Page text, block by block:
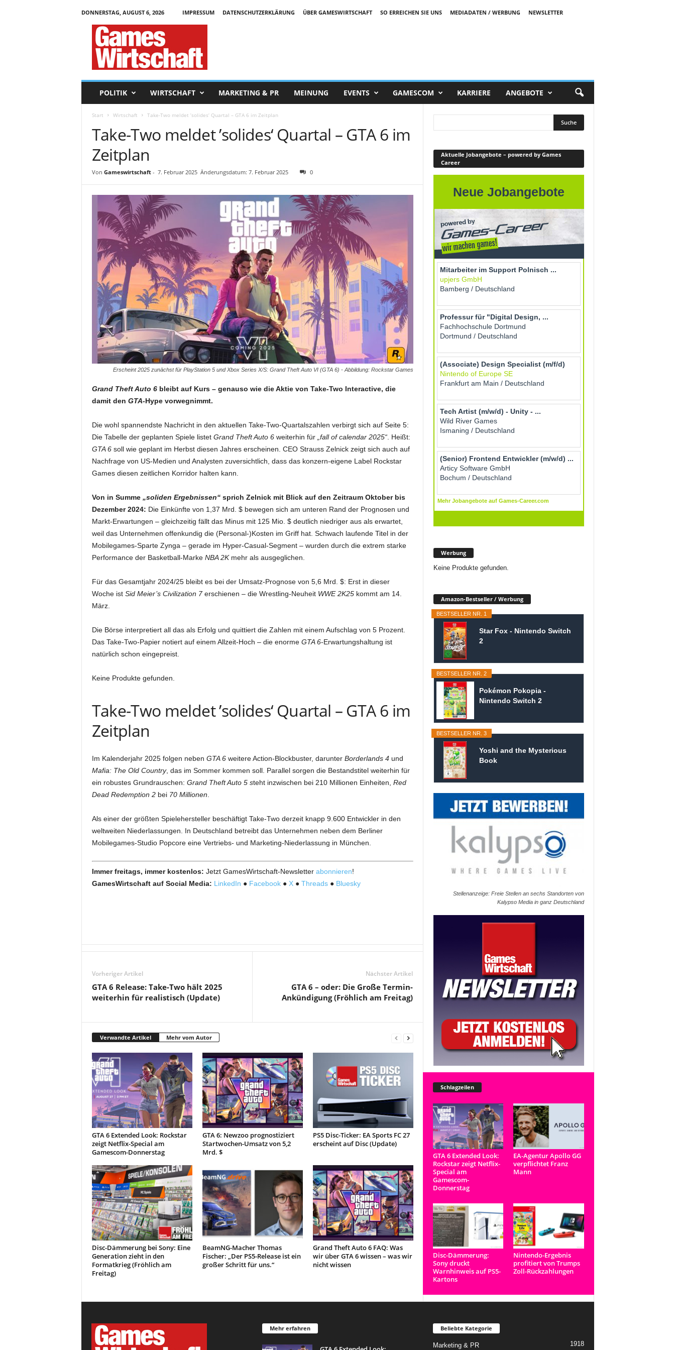
DONNERSTAG, AUGUST 6, 2026 IMPRESSUM DATENSCHUTZERKLÄRUNG ÜBER GAMESWIRTSCHAFT SO ERREICHEN SIE UNS MEDIADATEN / WERBUNG
NEWSLETTER
POLITIK WIRTSCHAFT MARKETING & PR MEINUNG EVENTS GAMESCOM KARRIERE ANGEBOTE
Start Wirtschaft Take-Two meldet ’solides‘ Quartal – GTA 6 im Zeitplan
Take-Two meldet ’solides‘ Quartal – GTA 6 im
Zeitplan
Von Gameswirtschaft- 7. Februar 2025 Änderungsdatum: 7. Februar 2025 0
Erscheint 2025 zunächst für PlayStation 5 und Xbox Series X/S: Grand Theft Auto VI (GTA 6) - Abbildung: Rockstar Games
Grand Theft Auto 6bleibt auf Kurs – genauso wie die Aktie von Take-Two Interactive, die
damit den GTA-Hype vorwegnimmt.
Die wohl spannendste Nachricht in den aktuellen Take-Two-Quartalszahlen verbirgt sich auf Seite 5:
Die Tabelle der geplanten Spiele listet Grand Theft Auto 6weiterhin für „fall of calendar 2025“. Heißt:
GTA 6soll wie geplant im Herbst diesen Jahres erscheinen. CEO Strauss Zelnick zeigt sich auch auf
Nachfrage von US-Medien und Analysten zuversichtlich, dass das konzern-eigene Label Rockstar
Games diesen zeitlichen Korridor halten kann.
Von in Summe „soliden Ergebnissen“sprich Zelnick mit Blick auf den Zeitraum Oktober bis
Dezember 2024: Die Einkünfte von 1,37 Mrd. $ bewegen sich am unteren Rand der Prognosen und
Markt-Erwartungen – gleichzeitig fällt das Minus mit 125 Mio. $ deutlich niedriger aus als erwartet,
weil das Unternehmen offenkundig die (Personal-)Kosten im Griff hat. Schwach laufende Titel in der
Mobilegames-Sparte Zynga – gerade im Hyper-Casual-Segment – wurden durch die extrem starke
Performance der Basketball-Marke NBA 2Kmehr als ausgeglichen.
Für das Gesamtjahr 2024/25 bleibt es bei der Umsatz-Prognose von 5,6 Mrd. $: Erst in dieser
Woche ist Sid Meier’s Civilization 7erschienen – die Wrestling-NeuheitWWE 2K25kommt am 14.
März.
Die Börse interpretiert all das als Erfolg und quittiert die Zahlen mit einem Aufschlag von 5 Prozent.
Das Take-Two-Papier notiert auf einem Allzeit-Hoch – die enorme GTA 6-Erwartungshaltung ist
natürlich schon eingepreist.
Keine Produkte gefunden.
Take-Two meldet ’solides‘ Quartal – GTA 6 im
Zeitplan
Im Kalenderjahr 2025 folgen neben GTA 6weitere Action-Blockbuster, darunter Borderlands 4und
Mafia: The Old Country, das im Sommer kommen soll. Parallel sorgen die Bestandstitel weiterhin für
ein robustes Grundrauschen: Grand Theft Auto 5 steht inzwischen bei 210 Millionen Einheiten, Red
Dead Redemption 2bei 70 Millionen
Als einer der größten Spielehersteller beschäftigt Take-Two derzeit knapp 9.600 Entwickler in den
weltweiten Niederlassungen. In Deutschland betreibt das Unternehmen neben dem Berliner
Mobilegames-Studio Popcore eine Vertriebs- und Marketing-Niederlassung in München.
Immer freitags, immer kostenlos: Jetzt GamesWirtschaft-Newsletter abonnieren!
GamesWirtschaft auf Social Media: LinkedIn ● Facebook● X● Threads● Bluesky
Vorheriger Artikel
GTA 6 Release: Take-Two hält 2025
weiterhin für realistisch (Update)
Nächster Artikel
GTA 6 – oder: Die Große Termin-
Ankündigung (Fröhlich am Freitag)
Verwandte Artikel Mehr vom Autor
GTA 6 Extended Look: Rockstar
zeigt Netflix-Special am
Gamescom-Donnerstag
GTA 6: Newzoo prognostiziert
Startwochen-Umsatz von 5,2
Mrd. $
PS5 Disc-Ticker: EA Sports FC 27
erscheint auf Disc (Update)
Disc-Dämmerung bei Sony: Eine
Generation zieht in den
Formatkrieg (Fröhlich am
Freitag)
BeamNG-Macher Thomas
Fischer: „Der PS5-Release ist ein
großer Schritt für uns.“
Grand Theft Auto 6 FAQ: Was
wir über GTA 6 wissen – was wir
nicht wissen
Aktuelle Jobangebote – powered by Games
Career
Werbung
Keine Produkte gefunden.
Amazon-Bestseller / Werbung
BESTSELLER NR. 1
Star Fox - Nintendo Switch
2
BESTSELLER NR. 2
Pokémon Pokopia -
Nintendo Switch 2
BESTSELLER NR. 3
Yoshi and the Mysterious
Book
Stellenanzeige: Freie Stellen an sechs Standorten von
Kalypso Media in ganz Deutschland
Schlagzeilen
GTA 6 Extended Look:
Rockstar zeigt Netflix-
Special am
Gamescom-
Donnerstag
EA-Agentur Apollo GG
verpflichtet Franz
Mann
Disc-Dämmerung:
Sony druckt
Warnhinweis auf PS5-
Kartons
Nintendo-Ergebnis
profitiert von Trumps
Zoll-Rückzahlungen
Mehr erfahren Beliebte Kategorie
Marketing & PR 1918